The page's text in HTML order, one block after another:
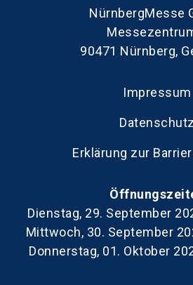
NürnbergMesse
90471 Nürnberg,
Impressum
Datenschutz
Erklärung zur
Dienstag, 29. September
Mittwoch, 30. September
Donnerstag, 01. Oktober